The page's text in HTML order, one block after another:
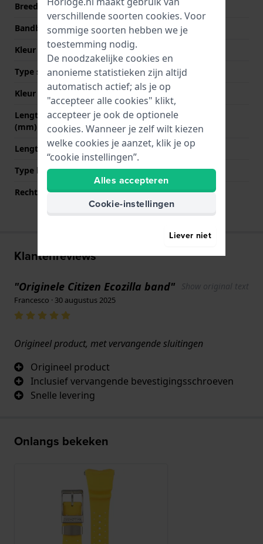
Breedte bandaanzet
32 mm
Bandbreedte bij sluiting
20 mm
Kleur Band
Geel
Type sluiting
Gesp
Kleur sluiting
Zilver
Lengte band op 12 uur
(mm)
85 mm
Lengte band op 6 uur (mm) 140 mm
Type bevestiging
Schroeven
Rechte bandaanzet
Nee
Klantenreviews
"Originele Citizen Ecozilla band" Show original text
Francesco · 30 augustus 2025
Origineel product, met vervangende sluitingen
Origineel product
Inclusief vervangende bevestigingsschroeven
Snelle levering
Onlangs bekeken
verschillende soorten cookies. Voor
sommige soorten hebben we je
toestemming nodig.
De noodzakelijke cookies en
anonieme statistieken zijn altijd
automatisch actief; als je op
"accepteer alle cookies" klikt,
accepteer je ook de optionele
cookies. Wanneer je zelf wilt kiezen
welke cookies je aanzet, klik je op
“cookie instellingen”.
Alles accepteren
Cookie-instellingen
Liever niet